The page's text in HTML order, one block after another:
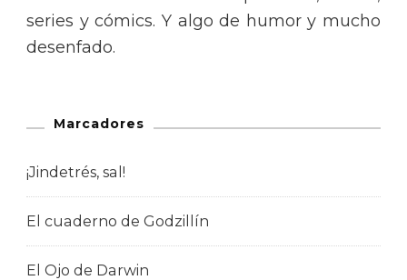
series y cómics. Y algo de humor y mucho
desenfado.
Marcadores
¡Jindetrés, sal!
El cuaderno de Godzillín
El Ojo de Darwin